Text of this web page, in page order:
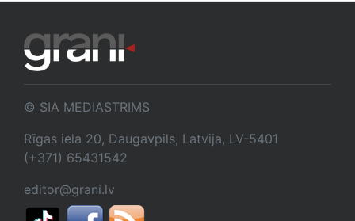
© SIA MEDIASTRIMS
Rīgas iela 20, Daugavpils, Latvija, LV-5401
(+371) 65431542
editor@grani.lv